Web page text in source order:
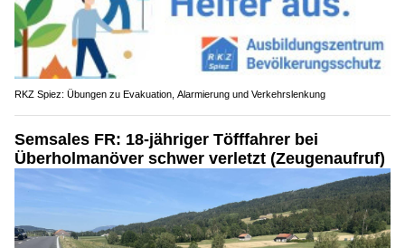
RKZ Spiez: Übungen zu Evakuation, Alarmierung und Verkehrslenkung
Semsales FR: 18-jähriger Töfffahrer bei
Überholmanöver schwer verletzt (Zeugenaufruf)